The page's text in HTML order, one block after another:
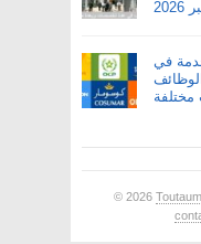
في
مختلفة
© 2026